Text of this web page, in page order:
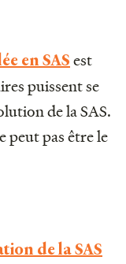
en SAS est
puissent se
de la SAS.
peut pas être le
de la SAS